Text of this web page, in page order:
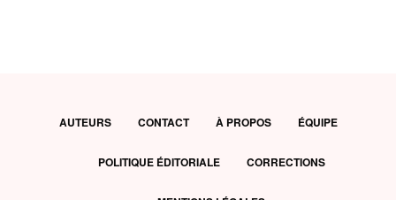
AUTEURS CONTACT À PROPOS ÉQUIPE
POLITIQUE ÉDITORIALE CORRECTIONS